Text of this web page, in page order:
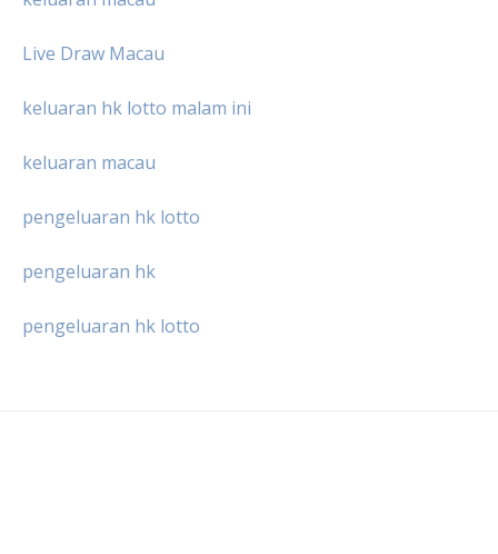
Live Draw Macau
keluaran hk lotto malam ini
keluaran macau
pengeluaran hk lotto
pengeluaran hk
pengeluaran hk lotto